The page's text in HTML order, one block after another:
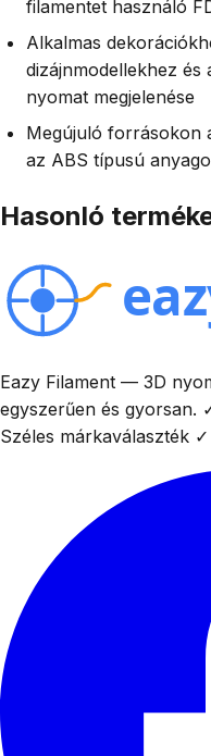
filamentet használó
Alkalmas
dizájnmodellekhez
nyomat megjelenése
Megújuló forrásokon
az ABS típusú
Hasonló
Eazy Filament — 3D
egyszerűen és gyorsan.
Széles márkaválaszték